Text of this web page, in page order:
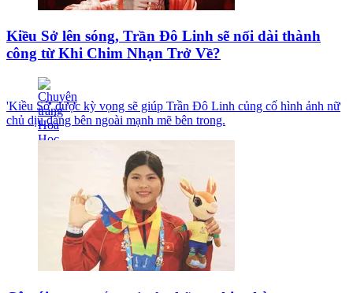
Kiều Sở lên sóng, Trần Đô Linh sẽ nối dài thành
công từ Khi Chim Nhạn Trở Về?
'Kiều Sở' được kỳ vọng sẽ giúp Trần Đô Linh củng cố hình ảnh nữ
chủ dịu dàng bên ngoài mạnh mẽ bên trong.